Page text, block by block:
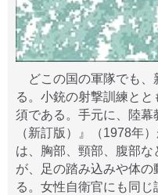
どこの国の軍隊でも、
る。小銃の射撃訓練と
須である。手元に、陸
（新訂版）』（1978年
は、胸部、頸部、腹部
が、足の踏み込みや体
る。女性自衛官にも同じ